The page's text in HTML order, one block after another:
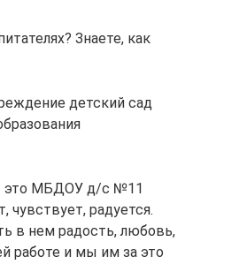
Знаете, как
детский сад
это МБДОУ д/с №11
радуется.
в нем радость, любовь,
работе и мы им за это